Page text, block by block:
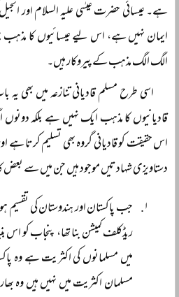
ہے۔ عیسائی حضرت عیسٰی علیہ السلام اور
ایمان نہیں ہے، اس لیے عیسائیوں کا
الگ الگ مذہب کے پیروکار ہیں۔
اسی طرح مسلم قادیانی تنازعہ میں بھی
قادیانیوں کا مذہب ایک نہیں ہے بلکہ
اس حقیقت کو قادیانی گروہ بھی تسلیم کرتا ہے
دستاویزی شہادتیں موجود ہیں جن میں سے بعض
جب پاکستان اور ہندوستان کی
ریڈکلف کمیشن بنا تھا، پنجاب کو اس
میں مسلمانوں کی اکثریت ہے وہ
مسلمان اکثریت میں نہیں ہیں وہ